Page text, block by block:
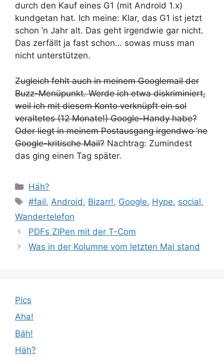
durch den Kauf eines G1 (mit Android 1.x)
kundgetan hat. Ich meine: Klar, das G1 ist jetzt
schon ’n Jahr alt. Das geht irgendwie gar nicht.
Das zerfällt ja fast schon… sowas muss man
nicht unterstützen.
Zugleich fehlt auch in meinem Googlemail der
Buzz-Menüpunkt. Werde ich etwa diskriminiert,
weil ich mit diesem Konto verknüpft ein sol
veraltetes (12 Monate!) Google-Handy habe?
Oder liegt in meinem Postausgang irgendwo ’ne
Google-kritische Mail? Nachtrag: Zumindest
das ging einen Tag später.
Kategorien
Häh?
Schlagwörter
#fail, Android , Bizarr!, Google, Hype, social,
Wandertelefon
PDFs ZIPen mit der T-Com
Was in der Kolumne vom letzten Mal stand
Pics
Aha!
Bäh!
Häh?